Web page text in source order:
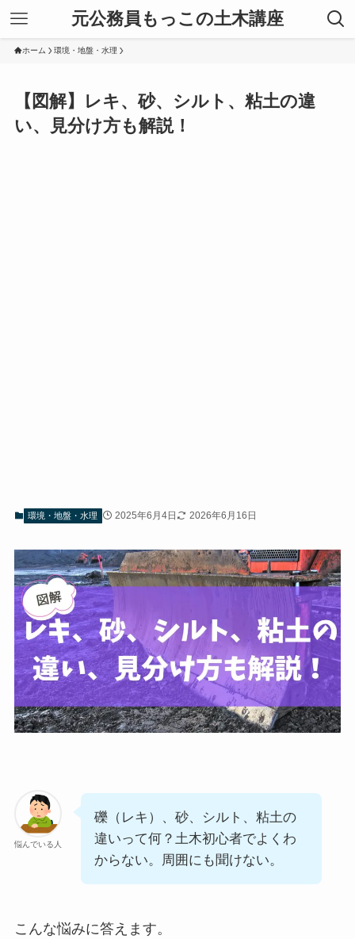
元公務員もっこの土木講座
ホーム 環境・地盤・水理
【図解】レキ、砂、シルト、粘土の違
い、見分け方も解説！
環境・地盤・水理 2025年6月4日 2026年6月16日
悩んでいる人
礫（レキ）、砂、シルト、粘土の
違いって何？土木初心者でよくわ
からない。周囲にも聞けない。
こんな悩みに答えます。